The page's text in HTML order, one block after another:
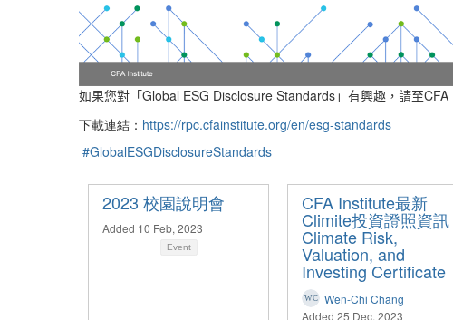
如果您對「 Global ESG Disclosure Standards 」有興趣，請至CFA
下載連結： https://rpc.cfainstitute.org/en/esg-standards
#GlobalESGDisclosureStandards
2023 校園說明會
Added 10 Feb, 2023
Event
CFA Institute最新
Climite投資證照資訊
Climate Risk,
Valuation, and
Investing Certificate
Wen-Chi Chang
Added 25 Dec, 2023